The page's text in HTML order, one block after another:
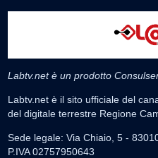
Labtv.net è un prodotto
Labtv.net è il sito ufficiale del
del digitale terrestre Regione
Sede legale: Via Chiaio, 5 -
P.IVA 02757950643